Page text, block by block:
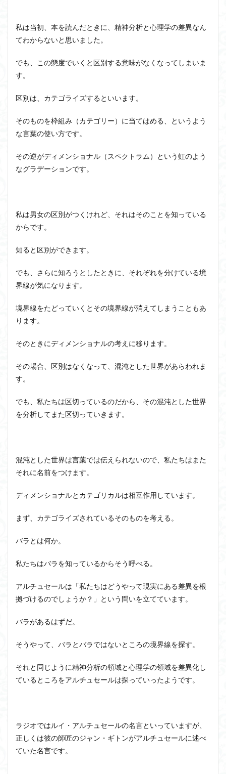
私は当初、本を読んだときに、精神分析と心理学の差異なん
てわからないと思いました。
でも、この態度でいくと区別する意味がなくなってしまいま
す。
区別は、カテゴライズするといいます。
そのものを枠組み（カテゴリー）に当てはめる、というよう
な言葉の使い方です。
その逆がディメンショナル（スペクトラム）という虹のよう
なグラデーションです。
私は男女の区別がつくけれど、それはそのことを知っている
からです。
知ると区別ができます。
でも、さらに知ろうとしたときに、それぞれを分けている境
界線が気になります。
境界線をたどっていくとその境界線が消えてしまうこともあ
ります。
そのときにディメンショナルの考えに移ります。
その場合、区別はなくなって、混沌とした世界があらわれま
す。
でも、私たちは区切っているのだから、その混沌とした世界
を分析してまた区切っていきます。
混沌とした世界は言葉では伝えられないので、私たちはまた
それに名前をつけます。
ディメンショナルとカテゴリカルは相互作用しています。
まず、カテゴライズされているそのものを考える。
バラとは何か。
私たちはバラを知っているからそう呼べる。
アルチュセールは「私たちはどうやって現実にある差異を根
拠づけるのでしょうか？」という問いを立てています。
バラがあるはずだ。
そうやって、バラとバラではないところの境界線を探す。
それと同じように精神分析の領域と心理学の領域を差異化し
ているところをアルチュセールは探っていったようです。
ラジオではルイ・アルチュセールの名言といっていますが、
正しくは彼の師匠のジャン・ギトンがアルチュセールに述べ
ていた名言です。